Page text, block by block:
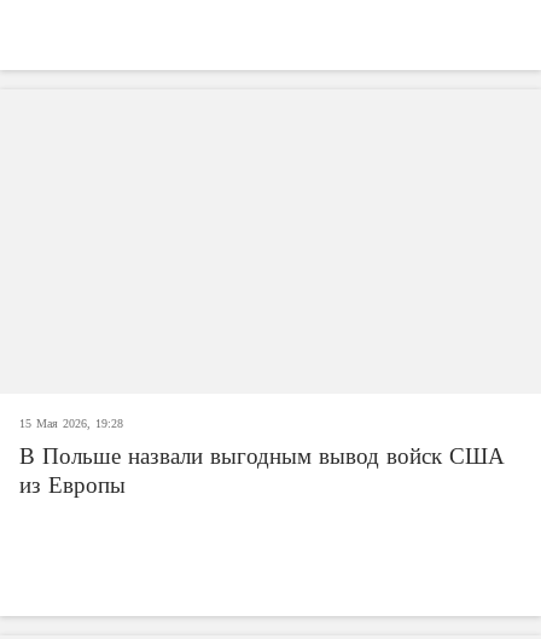
15 Мая 2026, 19:28
В Польше назвали выгодным вывод войск США
из Европы